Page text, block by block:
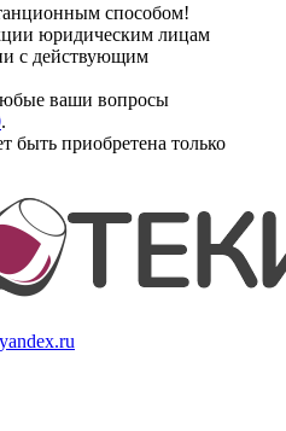
способом!
юридическим лицам
с действующим
ваши вопросы
.
быть приобретена только